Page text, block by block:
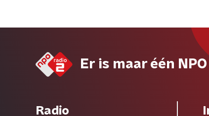
Er is maar één
Radio